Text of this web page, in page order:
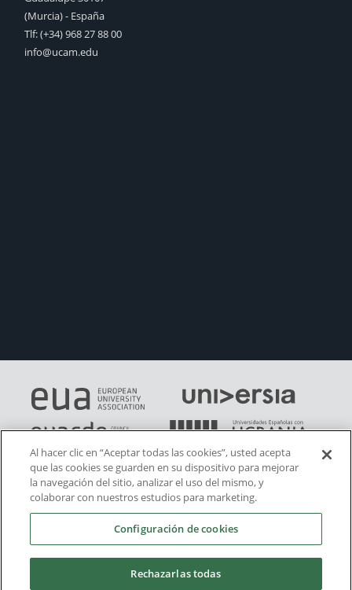
(Murcia) - España
Tlf:(+34) 968 27 88 00
info@ucam.edu
Al hacer clic en “Aceptar todas las cookies”, usted acepta
que las cookies se guarden en su dispositivo para mejorar
la navegación del sitio, analizar el uso del mismo, y
colaborar con nuestros estudios para marketing.
Configuración de cookies
Rechazarlas todas